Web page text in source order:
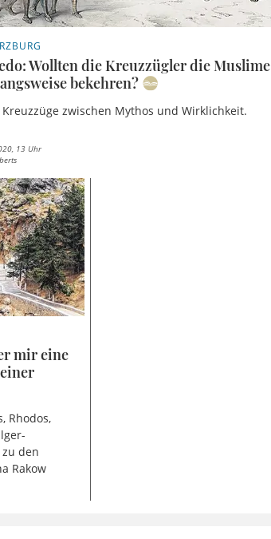
Wollten die Kreuzzügler die Muslime
bekehren?
Kreuzzüge zwischen Mythos und Wirklichkeit.
13 Uhr
mir eine
Rhodos,
den
Rakow